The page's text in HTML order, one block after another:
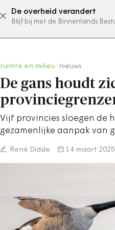
De overheid verandert
Blijf bij met de Binnenlands
abonneer
ruimte en milieu nieuws
De gans houdt
Vijf provincies sloegen de
gezamenlijke aanpak van
René Didde 14 maart 2025